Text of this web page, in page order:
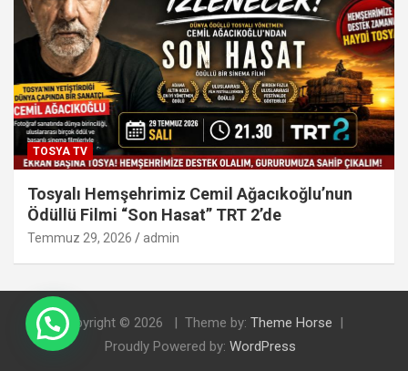
TOSYA TV
Tosyalı Hemşehrimiz Cemil Ağacıkoğlu’nun
Ödüllü Filmi “Son Hasat” TRT 2’de
Temmuz 29, 2026 admin
Copyright © 2026 Theme by: Theme Horse
Proudly Powered by: WordPress